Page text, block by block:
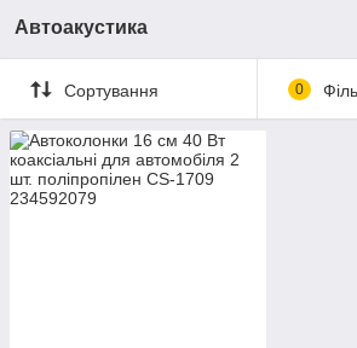
Автоакустика
Сортування 0